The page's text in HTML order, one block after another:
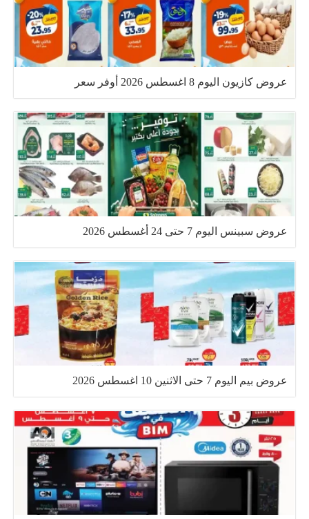
عروض كازيون اليوم 8 اغسطس 2026 أوفر سعر
عروض سبينس اليوم 7 حتى 24 أغسطس 2026
عروض بيم اليوم 7 حتى الاثنين 10 اغسطس 2026